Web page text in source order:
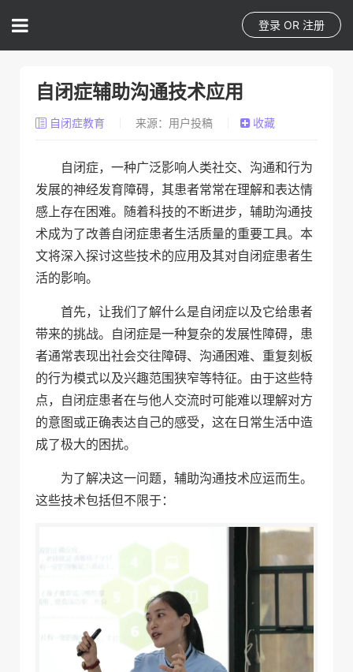
登录 OR 注册
自闭症辅助沟通技术应用
自闭症教育 来源：用户投稿 收藏
自闭症，一种广泛影响人类社交、沟通和行为
发展的神经发育障碍，其患者常常在理解和表达情
感上存在困难。随着科技的不断进步，辅助沟通技
术成为了改善自闭症患者生活质量的重要工具。本
文将深入探讨这些技术的应用及其对自闭症患者生
活的影响。
首先，让我们了解什么是自闭症以及它给患者
带来的挑战。自闭症是一种复杂的发展性障碍，患
者通常表现出社会交往障碍、沟通困难、重复刻板
的行为模式以及兴趣范围狭窄等特征。由于这些特
点，自闭症患者在与他人交流时可能难以理解对方
的意图或正确表达自己的感受，这在日常生活中造
成了极大的困扰。
为了解决这一问题，辅助沟通技术应运而生。
这些技术包括但不限于：